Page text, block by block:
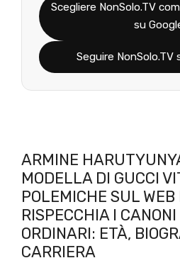
Scegliere NonSolo.TV
su
Seguire NonSolo.TV
ARMINE
MODELLA DI GUCCI
POLEMICHE SUL WEB
RISPECCHIA I
ORDINARI: ETÀ,
CARRIERA